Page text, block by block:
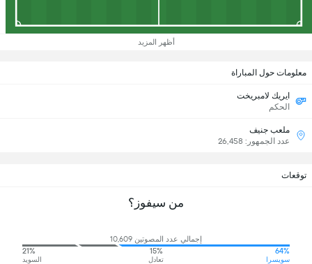
أظهر المزيد
معلومات حول المباراة
ايريك لامبريخت
الحكم
ملعب جنيف
عدد الجمهور: 26,458
توقعات
من سيفوز؟
إجمالي عدد المصوتين 10,609
64%
سويسرا
15%
تعادل
21%
السويد